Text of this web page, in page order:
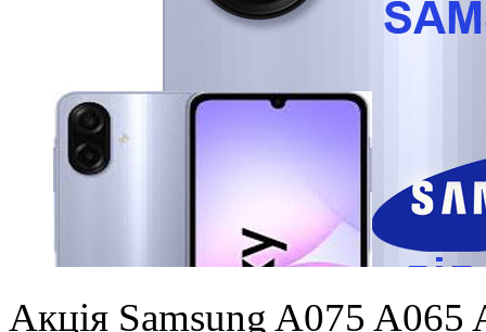
Акція Samsung A075